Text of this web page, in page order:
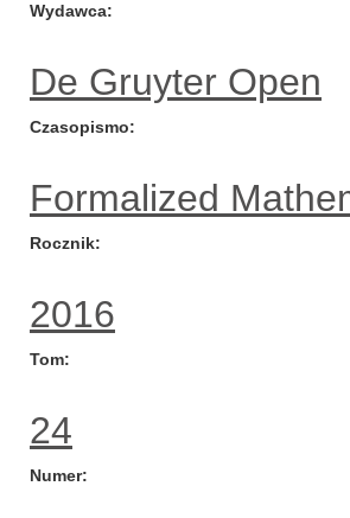
Wydawca
De Gruyter Open
Czasopismo
Formalized
Rocznik
2016
Tom
24
Numer